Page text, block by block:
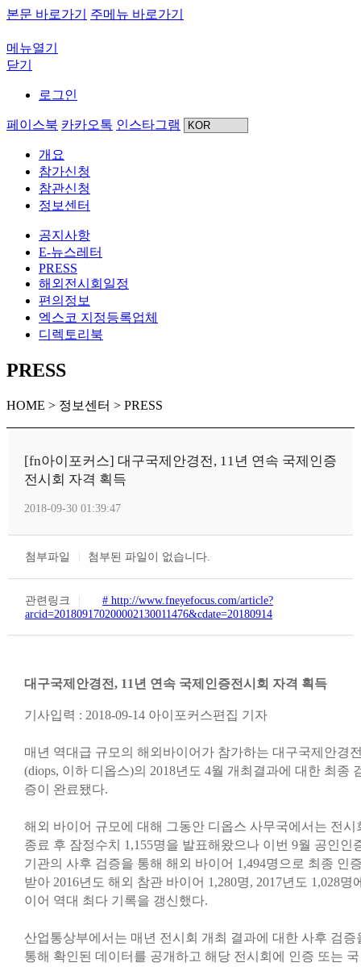
본문 바로가기 주메뉴 바로가기
메뉴열기
닫기
로그인
페이스북 카카오톡 인스타그램
개요
참가신청
참관신청
정보센터
공지사항
E-뉴스레터
PRESS
해외전시회일정
편의정보
엑스코 지정등록업체
디렉토리북
PRESS
HOME > 정보센터 > PRESS
[fn아이포커스] 대구국제안경전, 11년 연속 국제인증
전시회 자격 획득
2018-09-30 01:39:47
첨부파일 첨부된 파일이 없습니다.
관련링크
# http://www.fneyefocus.com/article?
arcid=201809170200002130011476&cdate=20180914
대구국제안경전, 11년 연속 국제인증전시회 자격 획득
기사입력 : 2018-09-14 아이포커스편집 기자
매년 역대급 규모의 해외바이어가 참가하는 대구국제안경
(diops, 이하 디옵스)의 2018년도 4월 개최결과에 대한 최종
증이 완료됐다.
해외 바이어 규모에 대해 그동안 디옵스 사무국에서는 전시
종료 후 잠정수치 1,155명을 발표해왔으나 이번 9월 공인인
기관의 사후 검증을 통해 해외 바이어 1,494명으로 최종 인
받아 2016년도 해외 참관 바이어 1,280명, 2017년도 1,028명
이어 역대 최다 기록을 갱신했다.
산업통상부에서는 매년 전시회 개최 결과에 대한 사후 검증
통해 확인된 데이터를 공개하고 해당 전시회에 인증 또는 국